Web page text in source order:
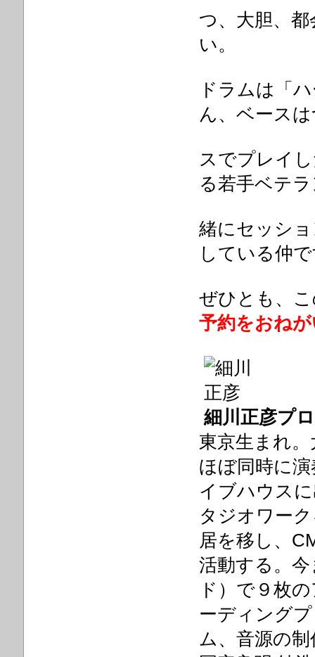
つ、 大胆、
い。
ドラムは「
ん、ベース
スでプレイ
る若手ベテ
緒にセッショ
している仲
ぜひとも、
予約をおね
細川正彦プ
東京生まれ
ほぼ同時に
イブハウス
タジオワー
居を移し、
活動する。
ド）で９枚
ーディング
ム、音源の